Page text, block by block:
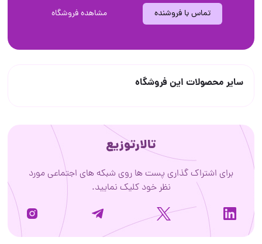
تماس با فروشنده مشاهده فروشگاه
سایر محصولات این فروشگاه
تالارتوزیع
برای اشتراک گذاری پست ها روی شبکه های اجتماعی مورد
نظر خود کلیک نمایید.